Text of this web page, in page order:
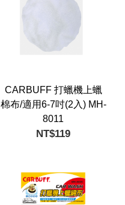
CARBUFF 打蠟機上蠟
棉布/適用6-7吋(2入) MH-
8011
NT$119